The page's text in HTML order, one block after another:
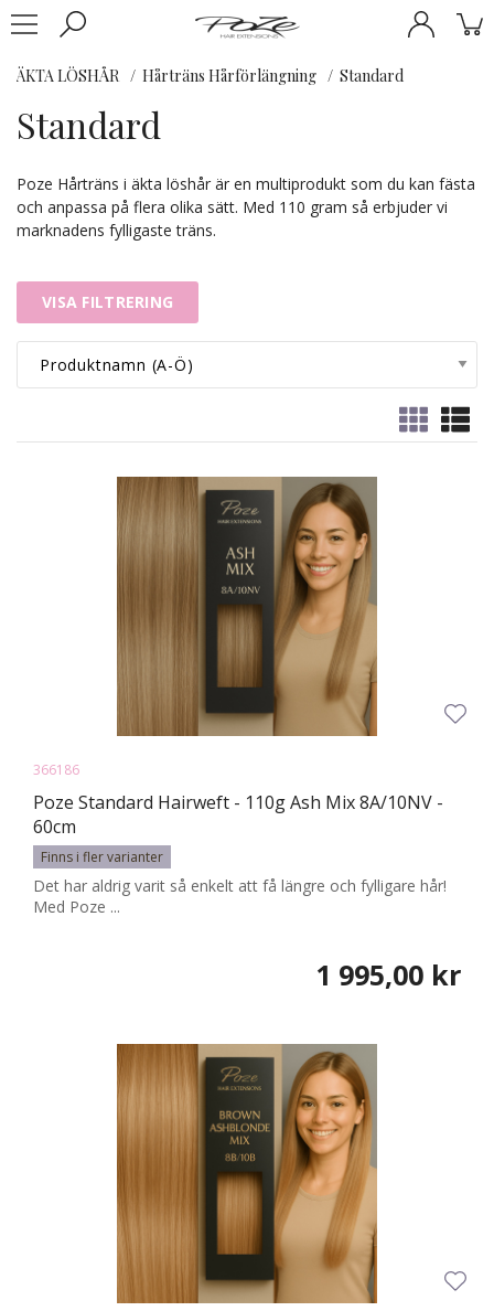
ÄKTA LÖSHÅR Hårträns Hårförlängning Standard
Standard
Poze Hårträns i äkta löshår är en multiprodukt som du kan fästa
och anpassa på flera olika sätt. Med 110 gram så erbjuder vi
marknadens fylligaste träns.
VISA FILTRERING
366186
Poze Standard Hairweft - 110g Ash Mix 8A/10NV -
60cm
Finns i fler varianter
Det har aldrig varit så enkelt att få längre och fylligare hår!
Med Poze ...
1 995,00 kr